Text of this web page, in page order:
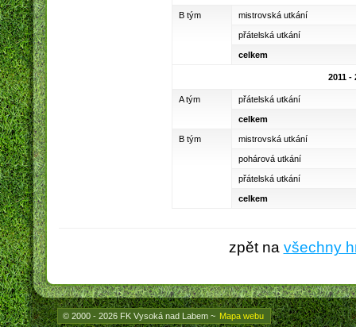
B tým mistrovská utkání
přátelská utkání
celkem
2011 -
A tým přátelská utkání
celkem
B tým mistrovská utkání
pohárová utkání
přátelská utkání
celkem
zpět na všechny
© 2000 - 2026 FK Vysoká nad Labem ~ Mapa webu